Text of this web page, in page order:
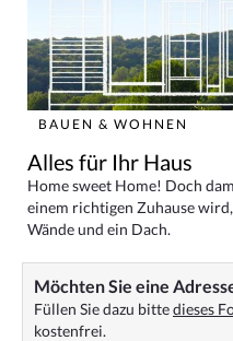
BAUEN & WOHNEN
Alles für Ihr Haus
Home sweet Home! Doch
einem richtigen Zuhause
Wände und ein Dach.
Möchten Sie eine
Füllen Sie dazu bittedieses
kostenfrei.